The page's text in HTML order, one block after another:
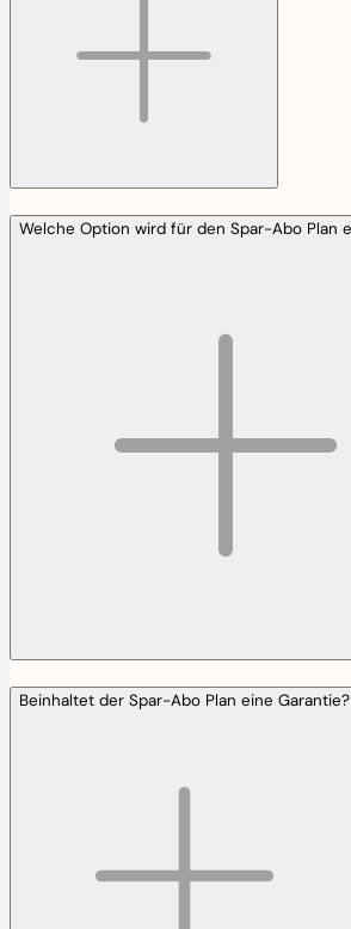
Welche Option wird für den Spar-Abo Plan
Beinhaltet der Spar-Abo Plan eine Garantie?